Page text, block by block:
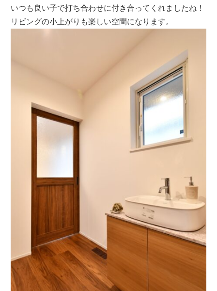
いつも良い子で打ち合わせに付き合ってくれましたね！
リビングの小上がりも楽しい空間になります。